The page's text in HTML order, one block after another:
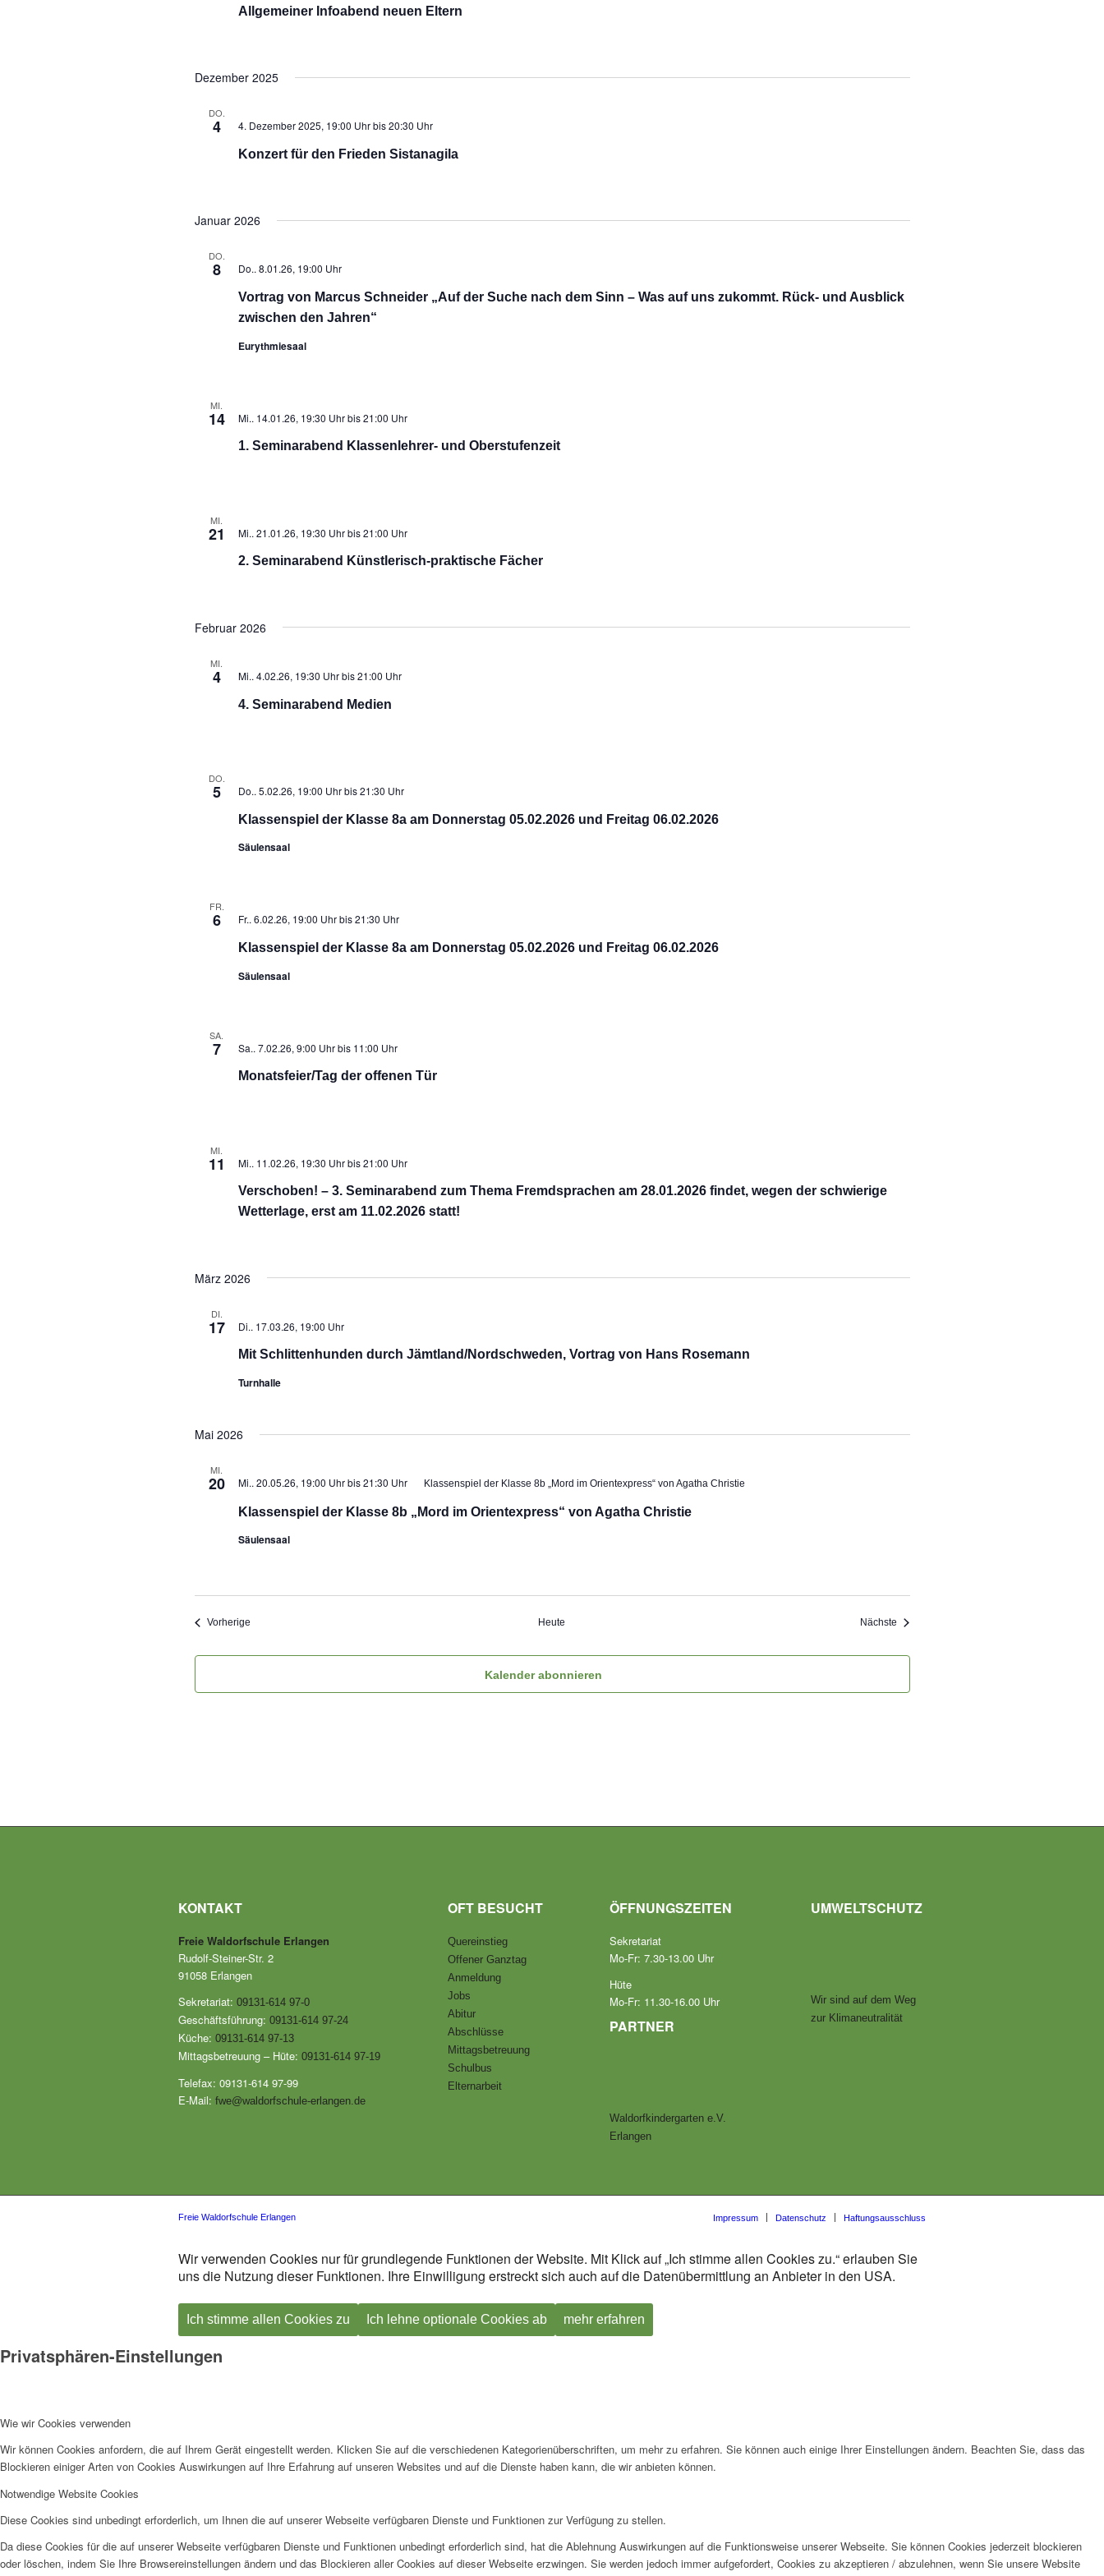
Allgemeiner Infoabend neuen Eltern
Dezember 2025
DO.
4 4. Dezember 2025, 19:00 Uhrbis20:30 Uhr
Konzert für den Frieden Sistanagila
Januar 2026
DO.
8 Do.. 8.01.26, 19:00 Uhr
Vortrag von Marcus Schneider „Auf der Suche nach dem Sinn – Was auf uns zukommt. Rück- und Ausblick
zwischen den Jahren“
Eurythmiesaal
MI.
14 Mi.. 14.01.26, 19:30 Uhrbis21:00 Uhr
1. Seminarabend Klassenlehrer- und Oberstufenzeit
MI.
21 Mi.. 21.01.26, 19:30 Uhrbis21:00 Uhr
2. Seminarabend Künstlerisch-praktische Fächer
Februar 2026
MI.
4 Mi.. 4.02.26, 19:30 Uhrbis21:00 Uhr
4. Seminarabend Medien
DO.
5 Do.. 5.02.26, 19:00 Uhrbis21:30 Uhr
Klassenspiel der Klasse 8a am Donnerstag 05.02.2026 und Freitag 06.02.2026
Säulensaal
FR.
6 Fr.. 6.02.26, 19:00 Uhrbis21:30 Uhr
Klassenspiel der Klasse 8a am Donnerstag 05.02.2026 und Freitag 06.02.2026
Säulensaal
SA.
7 Sa.. 7.02.26, 9:00 Uhrbis 11:00 Uhr
Monatsfeier/Tag der offenen Tür
MI.
11 Mi.. 11.02.26, 19:30 Uhrbis21:00 Uhr
Verschoben! – 3. Seminarabend zum Thema Fremdsprachen am 28.01.2026 findet, wegen der schwierige
Wetterlage, erst am 11.02.2026 statt!
März 2026
DI.
17 Di.. 17.03.26, 19:00 Uhr
Mit Schlittenhunden durch Jämtland/Nordschweden, Vortrag von Hans Rosemann
Turnhalle
Mai 2026
MI.
20 Mi.. 20.05.26, 19:00 Uhrbis21:30 Uhr Klassenspiel der Klasse 8b „Mord im Orientexpress“ von Agatha Christie
Klassenspiel der Klasse 8b „Mord im Orientexpress“ von Agatha Christie
Säulensaal
VorherigeVeranstaltungen Heute Nächste Veranstaltungen
Kalender abonnieren
KONTAKT
Freie Waldorfschule Erlangen
Rudolf-Steiner-Str. 2
91058 Erlangen
Sekretariat: 09131-614 97-0
Geschäftsführung: 09131-614 97-24
Küche: 09131-614 97-13
Mittagsbetreuung – Hüte: 09131-614 97-19
Telefax: 09131-614 97-99
E-Mail: fwe@waldorfschule-erlangen.de
OFT BESUCHT
Quereinstieg
Offener Ganztag
Anmeldung
Jobs
Abitur
Abschlüsse
Mittagsbetreuung
Schulbus
Elternarbeit
ÖFFNUNGSZEITEN
Sekretariat
Mo-Fr: 7.30-13.00 Uhr
Hüte
Mo-Fr: 11.30-16.00 Uhr
PARTNER
Waldorfkindergarten e.V.
Erlangen
UMWELTSCHUTZ
Wir sind auf dem Weg
zur Klimaneutralität
Freie Waldorfschule Erlangen Impressum Datenschutz Haftungsausschluss
Wir verwenden Cookies nur für grundlegende Funktionen der Website. Mit Klick auf „Ich stimme allen Cookies zu.“ erlauben Sie
uns die Nutzung dieser Funktionen. Ihre Einwilligung erstreckt sich auch auf die Datenübermittlung an Anbieter in den USA.
Ich stimme allen Cookies zu Ich lehne optionale Cookies ab mehr erfahren
Privatsphären-Einstellungen
Wie wir Cookies verwenden
Wir können Cookies anfordern, die auf Ihrem Gerät eingestellt werden. Klicken Sie auf die verschiedenen Kategorienüberschriften, um mehr zu erfahren. Sie können auch einige Ihrer Einstellungen ändern. Beachten Sie, dass das
Blockieren einiger Arten von Cookies Auswirkungen auf Ihre Erfahrung auf unseren Websites und auf die Dienste haben kann, die wir anbieten können.
Notwendige Website Cookies
Diese Cookies sind unbedingt erforderlich, um Ihnen die auf unserer Webseite verfügbaren Dienste und Funktionen zur Verfügung zu stellen.
Da diese Cookies für die auf unserer Webseite verfügbaren Dienste und Funktionen unbedingt erforderlich sind, hat die Ablehnung Auswirkungen auf die Funktionsweise unserer Webseite. Sie können Cookies jederzeit blockieren
oder löschen, indem Sie Ihre Browsereinstellungen ändern und das Blockieren aller Cookies auf dieser Webseite erzwingen. Sie werden jedoch immer aufgefordert, Cookies zu akzeptieren / abzulehnen, wenn Sie unsere Website